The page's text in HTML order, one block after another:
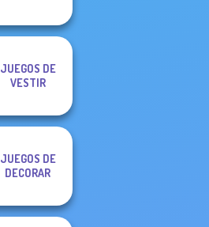
JUEGOS DE
VESTIR
JUEGOS DE
DECORAR